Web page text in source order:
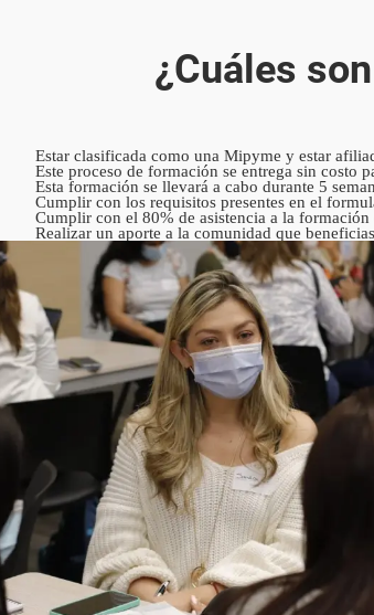
¿Cuáles
Estar clasificada como una Mipyme y estar
Este proceso de formación se entrega sin costo
Esta formación se llevará a cabo durante 5
Cumplir con los requisitos presentes en el
Cumplir con el 80% de asistencia a la
Realizar un aporte a la comunidad que